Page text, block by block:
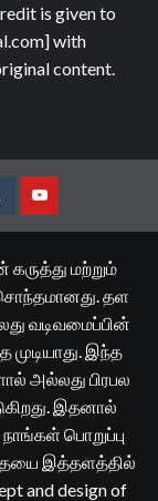
is given to
with
content.
TumblrYouTube
மற்றும்
சொந்தமானது. தள
வடிவமைப்பின்
முடியாது. இந்த
அல்லது பிரபல
இதனால்
பொறுப்பு
இத்தளத்தில்
and design of